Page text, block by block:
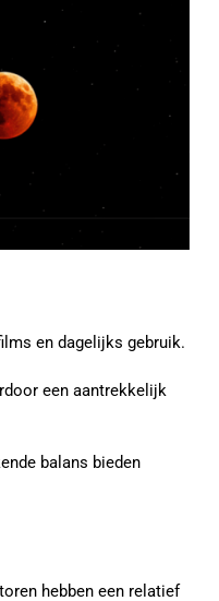
en dagelijks gebruik.
een aantrekkelijk
balans bieden
hebben een relatief